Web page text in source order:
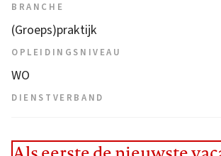
BRANCHE
(Groeps)praktijk
OPLEIDINGSNIVEAU
WO
DIENSTVERBAND